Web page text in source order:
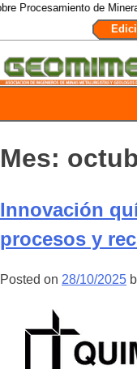
de Minerales / 6 al
Mes:
Innovación
procesos y
Posted on 28/10/2025